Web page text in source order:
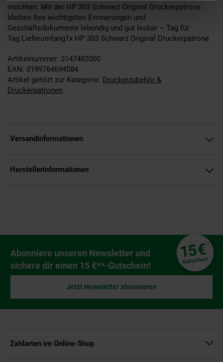
möchten. Mit der HP 303 Schwarz Original Druckerpatrone
bleiben Ihre wichtigsten Erinnerungen und
Geschäftsdokumente lebendig und gut lesbar – Tag für
Tag.Lieferumfang1x HP 303 Schwarz Original Druckerpatrone
Artikelnummer: 3147482000
EAN: 0199764694584
Artikel gehört zur Kategorie: Druckerzubehör &
Druckerpatronen
Versandinformationen
Herstellerinformationen
Newsletter Anmeldung
Abonniere unseren Newsletter und
sichere dir einen 15 €**-Gutschein!
15€**
Gutschein
Jetzt Newsletter abonnieren
Zahlarten im Online-Shop